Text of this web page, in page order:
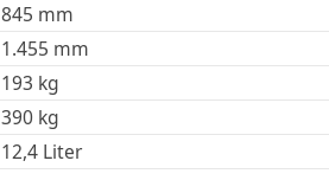
845 mm
1.455 mm
193 kg
390 kg
12,4 Liter